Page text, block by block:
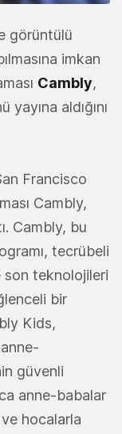
görüntülü
imkan
Cambly,
yayına aldığını
Francisco
Cambly,
Cambly, bu
tecrübeli
son teknolojileri
bir
Kids,
güvenli
anne-babalar
hocalarla